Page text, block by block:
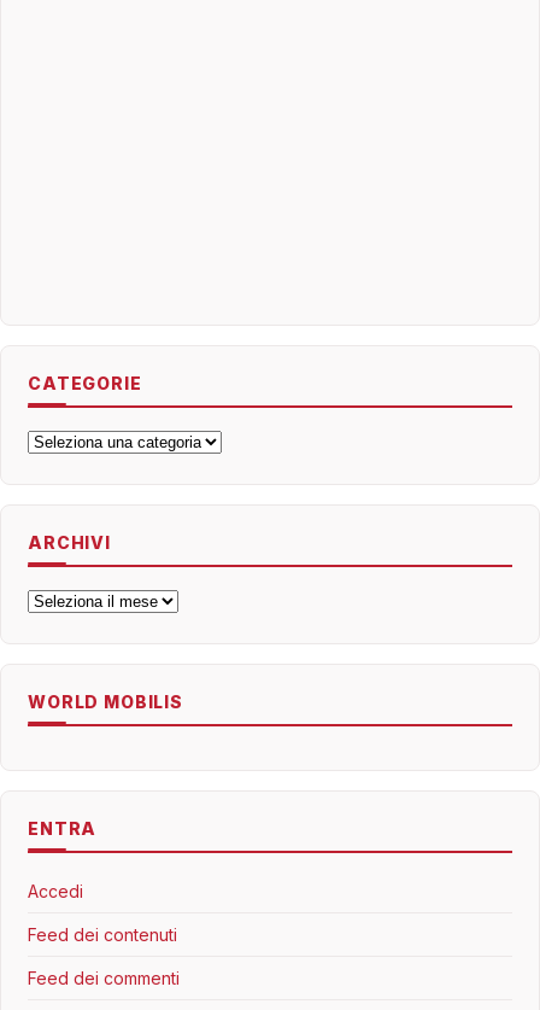
CATEGORIE
Categorie
ARCHIVI
Archivi
WORLD MOBILIS
ENTRA
Accedi
Feed dei contenuti
Feed dei commenti